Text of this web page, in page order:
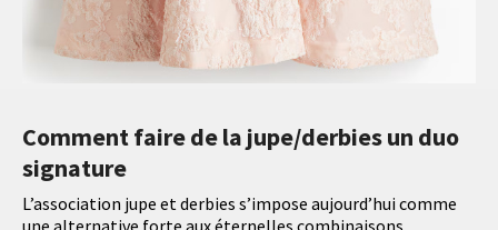
Comment faire de la jupe/derbies un duo
signature
L’association jupe et derbies s’impose aujourd’hui comme
une alternative forte aux éternelles combinaisons